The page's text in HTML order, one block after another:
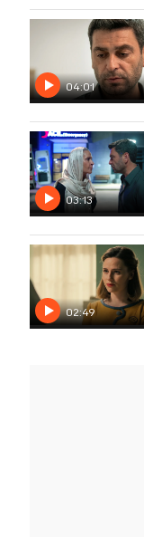
04:01
03:13
02:49